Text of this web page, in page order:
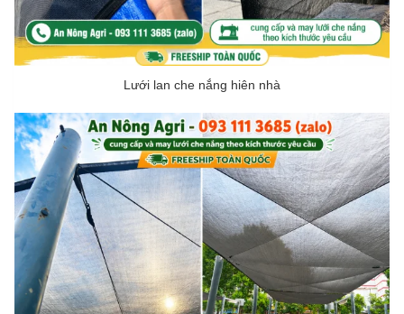
Lưới lan che nắng hiên nhà